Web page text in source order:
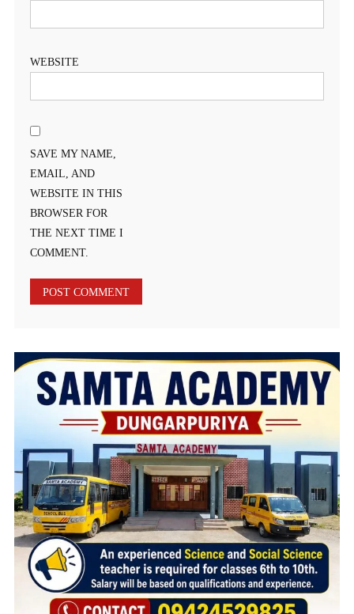
WEBSITE
SAVE MY NAME,
EMAIL, AND
WEBSITE IN THIS
BROWSER FOR
THE NEXT TIME I
COMMENT.